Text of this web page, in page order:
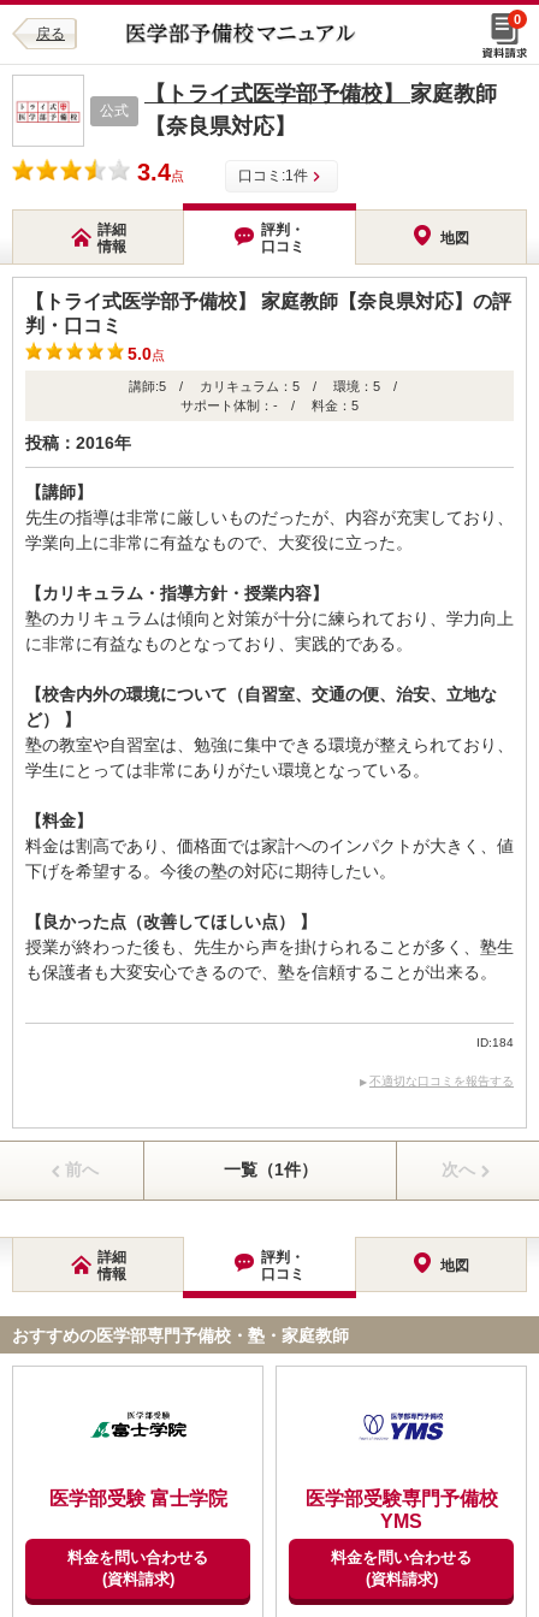
戻る
0
公式
【トライ式医学部予備校】 家庭教師
【奈良県対応】
3.4点 口コミ:1件
詳細
情報
評判・
口コミ
地図
【トライ式医学部予備校】 家庭教師【奈良県対応】の評
判・口コミ
5.0点
講師:5 / カリキュラム：5 / 環境：5 /
サポート体制：- / 料金：5
投稿：2016年
【講師】
先生の指導は非常に厳しいものだったが、内容が充実しており、
学業向上に非常に有益なもので、大変役に立った。
【カリキュラム・指導方針・授業内容】
塾のカリキュラムは傾向と対策が十分に練られており、学力向上
に非常に有益なものとなっており、実践的である。
【校舎内外の環境について（自習室、交通の便、治安、立地な
ど） 】
塾の教室や自習室は、勉強に集中できる環境が整えられており、
学生にとっては非常にありがたい環境となっている。
【料金】
料金は割高であり、価格面では家計へのインパクトが大きく、値
下げを希望する。今後の塾の対応に期待したい。
【良かった点（改善してほしい点） 】
授業が終わった後も、先生から声を掛けられることが多く、塾生
も保護者も大変安心できるので、塾を信頼することが出来る。
ID:184
不適切な口コミを報告する
前へ 一覧（1件） 次へ
詳細
情報
評判・
口コミ
地図
おすすめの医学部専門予備校・塾・家庭教師
医学部受験 富士学院
料金を問い合わせる
(資料請求)
医学部受験専門予備校
YMS
料金を問い合わせる
(資料請求)